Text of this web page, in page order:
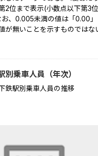
2位まで表示(小数点以下第3
、0.005未満の値は「0.00
が無いことを示すものではな
別乗車人員（年次）
鉄駅別乗車人員の推移